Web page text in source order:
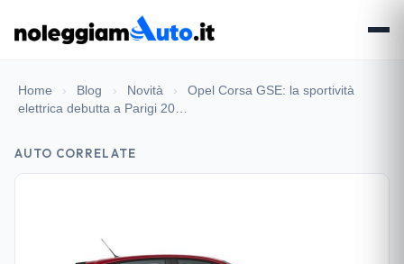
Home › Blog › Novità ›
Opel Corsa GSE: la sportività
elettrica debutta a Parigi 20…
AUTO CORRELATE